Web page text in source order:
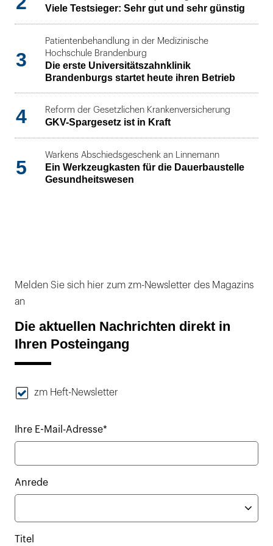
Viele Testsieger: Sehr gut und sehr günstig
3
Patientenbehandlung in der Medizinische
Hochschule Brandenburg
Die erste Universitätszahnklinik
Brandenburgs startet heute ihren Betrieb
4 Reform der Gesetzlichen Krankenversicherung
GKV-Spargesetz ist in Kraft
5
Warkens Abschiedsgeschenk an Linnemann
Ein Werkzeugkasten für die Dauerbaustelle
Gesundheitswesen
Melden Sie sich hier zum zm-Newsletter des Magazins
an
Die aktuellen Nachrichten direkt in
Ihren Posteingang
zm Heft-Newsletter
Ihre E-Mail-Adresse*
Anrede
Titel